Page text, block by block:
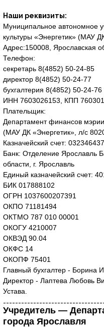
Наши реквизиты:
Муниципальное автономное
культуры «Энергетик» (МАУ
Адрес:150008, Ярославская
Телефон:
секретарь 8(4852) 50-24-85
директор 8(4852) 50-24-77
бухгалтерия 8(4852) 50-24-76
ИНН 7603026153, КПП
Плательщик:
Департамент финансов
(МАУ ДК «Энергетик», л/с
Казначейский счет:
Банк: Отделение Ярославль
области, г. Ярославль
Единый казначейский счет:
БИК 017888102
ОГРН 1037600207391
ОКПО 71181494
ОКТМО 787 010 00001
ОКОГУ 4210007
ОКВЭД 90.04
ОКФС 14
ОКОПФ 75401
Главный бухгалтер - Борина
Директор - Лаптева Любовь
Устава.
Учредитель —
города Ярославля